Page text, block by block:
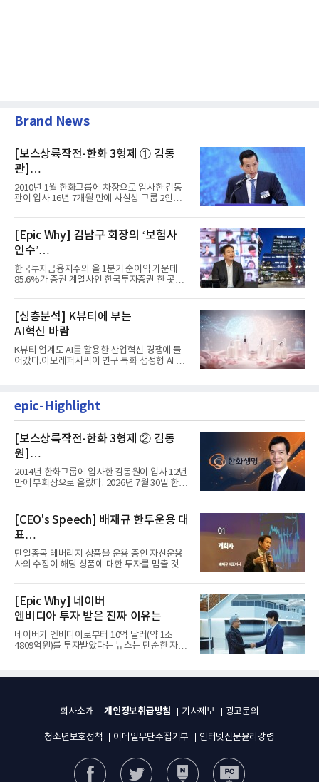
Brand News
[보스상륙작전-한화 3형제 ① 김동
관]
입사 16년 만에 수석부회장 … 경영승
계 ‘초읽기’
2010년 1월 한화그룹에 차장으로 입사한 김동
관이 입사 16년 7개월 만에 사실상 그룹 2인자
[Epic Why] 김남구 회장의 ‘보험사
인수’
발걸음이 신중해진 배경은?
한국투자금융지주의 올 1분기 순이익 가운데
85.6%가 증권 계열사인 한국투자증권 한 곳에
[심층분석] K뷰티에 부는
AI혁신 바람
K뷰티 업계도 AI를 활용한 산업혁신 경쟁에 들
어갔다.아모레퍼시픽이 연구 특화 생성형 AI 플
epic-Highlight
[보스상륙작전-한화 3형제 ② 김동
원]
입사 12년 만에 금융계열 수장 등극
2014년 한화그룹에 입사한 김동원이 입사 12년
만에 부회장으로 올랐다. 2026년 7월 30일 한화
[CEO's Speech] 배재규 한투운용 대
표
“개별종목 레버리지 투자 지금이라도
멈춰라”
단일종목 레버리지 상품을 운용 중인 자산운용
사의 수장이 해당 상품에 대한 투자를 멈출 것을
[Epic Why] 네이버
엔비디아 투자 받은 진짜 이유는
네이버가 엔비디아로부터 10억 달러(약 1조
4809억원)를 투자받았다는 뉴스는 단순한 자금
회사소개 개인정보취급방침 기사제보 광고문의
청소년보호정책 이메일무단수집거부 인터넷신문윤리강령